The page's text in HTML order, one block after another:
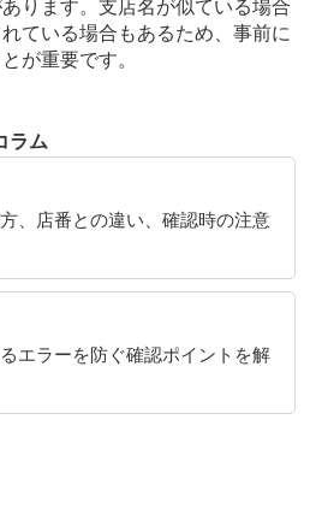
ります。支店名が似ている場合
ている場合もあるため、事前に
が重要です。
ラム
、店番との違い、確認時の注意
エラーを防ぐ確認ポイントを解